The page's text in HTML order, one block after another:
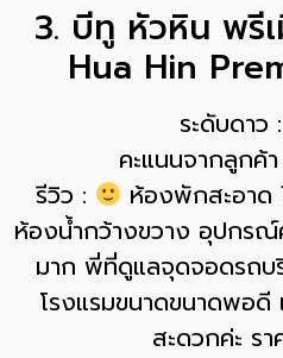
3. บีทู หัวหิน พรี
Hua Hin
ระดับดา
คะแนนจากลูกค้
รีวิว :
ห้องพักสะอาด
ห้องน้ำกว้างขวาง อุปกร
มาก พี่ที่ดูแลจุดจอดรถบ
โรงแรมขนาดขนาดพอ
สะดวกค่ะ ร